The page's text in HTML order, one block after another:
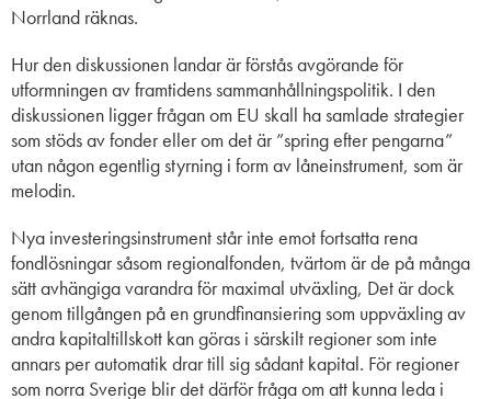
Norrland räknas.
Hur den diskussionen landar är förstås avgörande för
utformningen av framtidens sammanhållningspolitik. I den
diskussionen ligger frågan om EU skall ha samlade strategier
som stöds av fonder eller om det är ”spring efter pengarna”
utan någon egentlig styrning i form av låneinstrument, som är
melodin.
Nya investeringsinstrument står inte emot fortsatta rena
fondlösningar såsom regionalfonden, tvärtom är de på många
sätt avhängiga varandra för maximal utväxling, Det är dock
genom tillgången på en grundfinansiering som uppväxling av
andra kapitaltillskott kan göras i särskilt regioner som inte
annars per automatik drar till sig sådant kapital. För regioner
som norra Sverige blir det därför fråga om att kunna leda i